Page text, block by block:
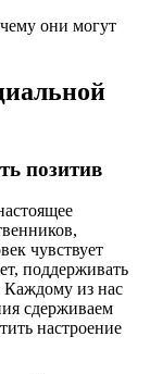
позитив
чувствует
поддерживать
Каждому из нас
сдерживаем
настроение